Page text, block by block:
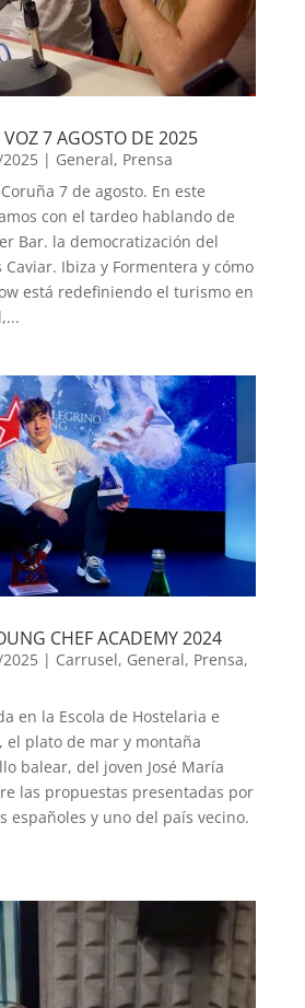
7 AGOSTO DE 2025
| General, Prensa
7 de agosto. En este
con el tardeo hablando de
Bar. la democratización del
Ibiza y Formentera y cómo
está redefiniendo el turismo en
CHEF ACADEMY 2024
| Carrusel, General, Prensa,
en la Escola de Hostelaria e
el plato de mar y montaña
balear, del joven José María
las propuestas presentadas por
españoles y uno del país vecino.